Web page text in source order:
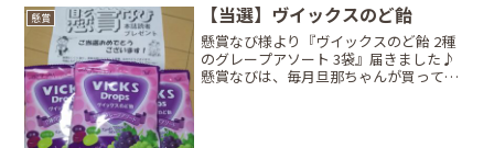
懸賞 【当選】ヴイックスのど飴
懸賞なび様より『ヴイックスのど飴 2種
のグレープアソート 3袋』届きました♪
懸賞なびは、毎月旦那ちゃんが買ってく